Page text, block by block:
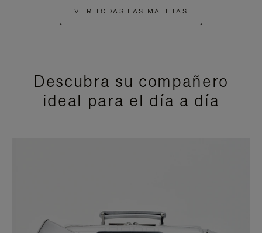
VER TODAS LAS MALETAS
Descubra su compañero
ideal para el día a día